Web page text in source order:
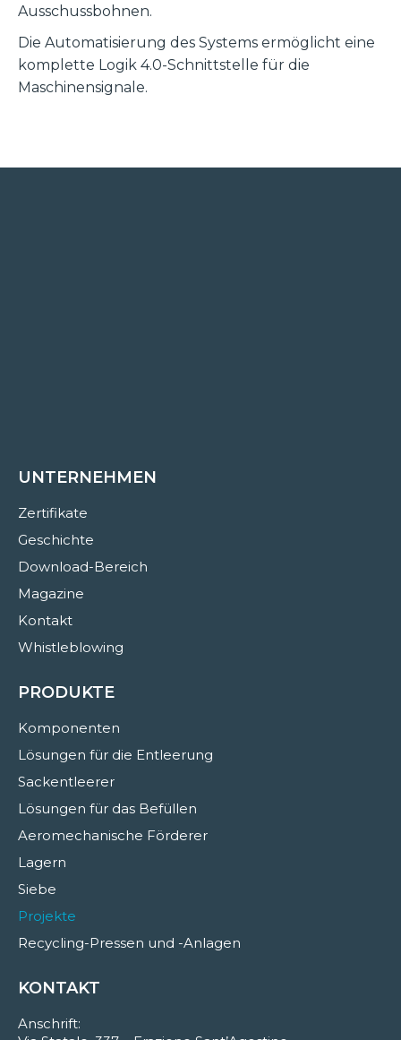
Ausschussbohnen.
Die Automatisierung des Systems ermöglicht eine
komplette Logik 4.0-Schnittstelle für die
Maschinensignale.
UNTERNEHMEN
Zertifikate
Geschichte
Download-Bereich
Magazine
Kontakt
Whistleblowing
PRODUKTE
Komponenten
Lösungen für die Entleerung
Sackentleerer
Lösungen für das Befüllen
Aeromechanische Förderer
Lagern
Siebe
Projekte
Recycling-Pressen und -Anlagen
KONTAKT
Anschrift: